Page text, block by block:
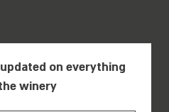
on everything
winery